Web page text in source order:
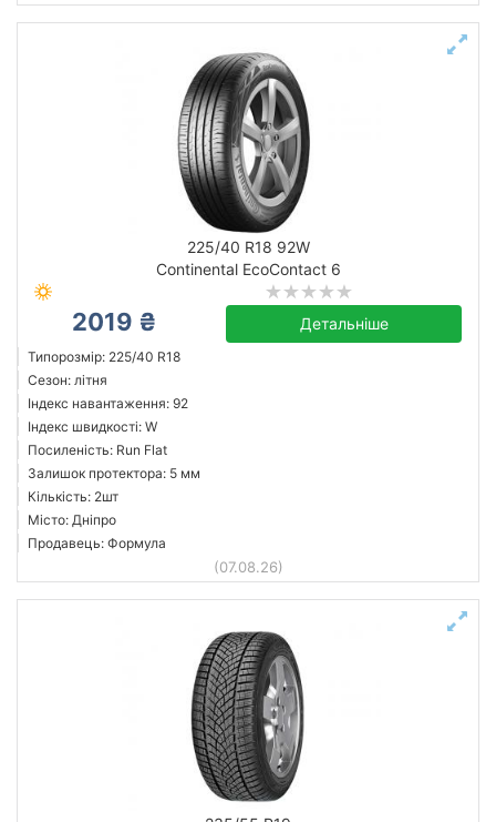
225/40 R18 92W
Continental EcoContact 6
2019 ₴ Детальніше
Типорозмір: 225/40 R18
Сезон: літня
Індекс навантаження: 92
Індекс швидкості: W
Посиленість: Run Flat
Залишок протектора: 5 мм
Кількість: 2шт
Місто: Дніпро
Продавець: Формула
(07.08.26)